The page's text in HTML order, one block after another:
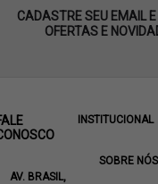
CADASTRE SEU EMAIL
OFERTAS E
AV. BRASIL,
INSTITUCIONAL
SOBRE NÓS